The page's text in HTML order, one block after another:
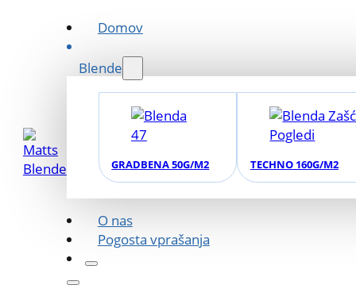
Domov
Blende
GRADBENA 50G/M2 TECHNO 160G/M2
O nas
Pogosta vprašanja